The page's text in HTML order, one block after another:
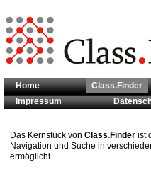
Sie sind hier:Class.Finder
Home Class.Finder
Impressum
Das Kernstück von Class.Finder ist
Navigation und Suche in
ermöglicht.